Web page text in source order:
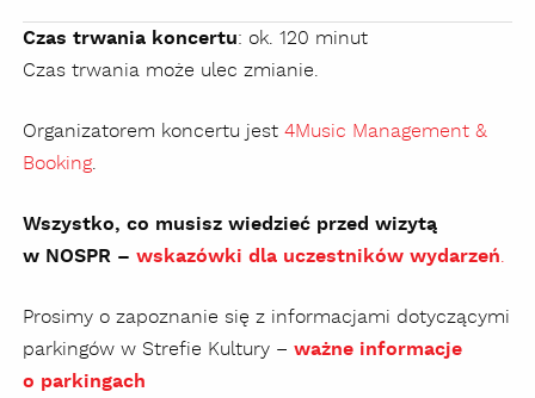
Czas trwania koncertu: ok. 120 minut
Czas trwania może ulec zmianie.
Organizatorem koncertu jest 4Music Management &
Booking.
Wszystko, co musisz wiedzieć przed wizytą
w NOSPR – wskazówki dla uczestników wydarzeń.
Prosimy o zapoznanie się z informacjami dotyczącymi
parkingów w Strefie Kultury – ważne informacje
o parkingach